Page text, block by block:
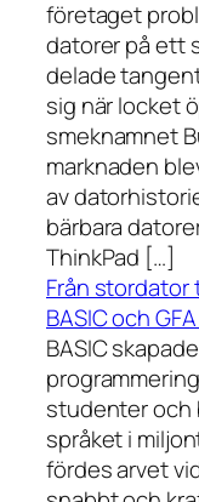
företaget
datorer på ett
delade
sig när locket
smeknamnet
marknaden
av
bärbara
ThinkPad […]
Från stordator
BASIC och
BASIC
studenter och
språket i
fördes arvet